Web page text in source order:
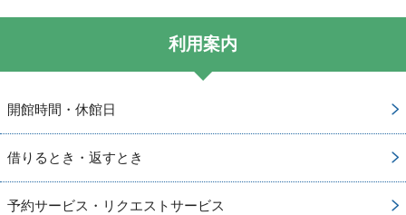
利用案内
開館時間・休館日
借りるとき・返すとき
予約サービス・リクエストサービス